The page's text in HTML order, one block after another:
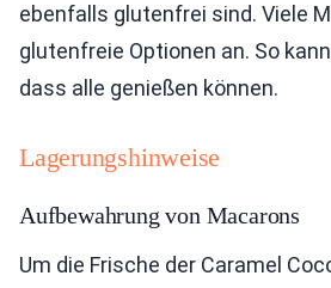
ebenfalls glutenfrei sind. Viele
glutenfreie Optionen an. So
dass alle genießen können.
Lagerungshinweise
Aufbewahrung von Macarons
Um die Frische der Caramel